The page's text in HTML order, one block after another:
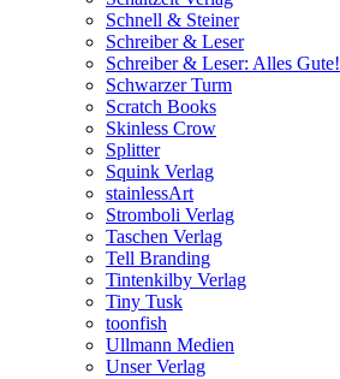
Schnell & Steiner
Schreiber & Leser
Schreiber & Leser: Alles Gute!
Schwarzer Turm
Scratch Books
Skinless Crow
Splitter
Squink Verlag
stainlessArt
Stromboli Verlag
Taschen Verlag
Tell Branding
Tintenkilby Verlag
Tiny Tusk
toonfish
Ullmann Medien
Unser Verlag